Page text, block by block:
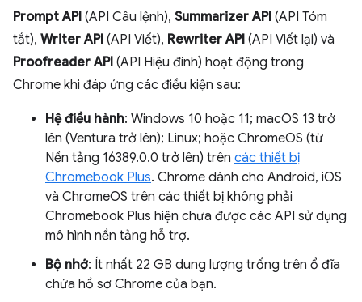
Prompt API (API Câu lệnh), Summarizer API (API Tóm
tắt), Writer API (API Viết), Rewriter API (API Viết lại) và
Proofreader API (API Hiệu đính) hoạt động trong
Chrome khi đáp ứng các điều kiện sau:
Hệ điều hành: Windows 10 hoặc 11; macOS 13 trở
lên (Ventura trở lên); Linux; hoặc ChromeOS (từ
Nền tảng 16389.0.0 trở lên) trên các thiết bị
Chromebook Plus. Chrome dành cho Android, iOS
và ChromeOS trên các thiết bị không phải
Chromebook Plus hiện chưa được các API sử dụng
mô hình nền tảng hỗ trợ.
Bộ nhớ: Ít nhất 22 GB dung lượng trống trên ổ đĩa
chứa hồ sơ Chrome của bạn.